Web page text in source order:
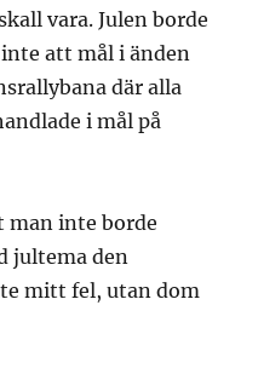
vara. Julen borde
att mål i änden
där alla
i mål på
man inte borde
jultema den
mitt fel, utan dom